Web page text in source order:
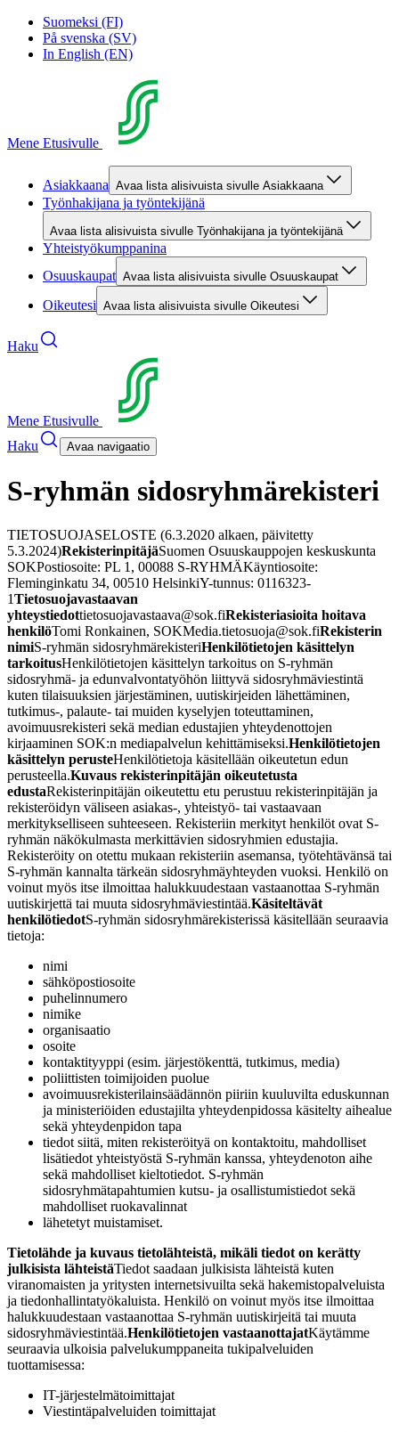
Suomeksi (FI)
På svenska (SV)
In English (EN)
Mene Etusivulle
Asiakkaana Avaa lista alisivuista sivulle Asiakkaana
Työnhakijana ja työntekijänä
Avaa lista alisivuista sivulle Työnhakijana ja työntekijänä
Yhteistyökumppanina
Osuuskaupat Avaa lista alisivuista sivulle Osuuskaupat
Oikeutesi Avaa lista alisivuista sivulle Oikeutesi
Haku
Mene Etusivulle
Haku
Avaa navigaatio
S-ryhmän sidosryhmärekisteri
TIETOSUOJASELOSTE (6.3.2020 alkaen, päivitetty
5.3.2024)RekisterinpitäjäSuomen Osuuskauppojen keskuskunta
SOKPostiosoite: PL 1, 00088 S-RYHMÄKäyntiosoite:
Fleminginkatu 34, 00510 HelsinkiY-tunnus: 0116323-
1Tietosuojavastaavan
yhteystiedottietosuojavastaava@sok.fiRekisteriasioita hoitava
henkilöTomi Ronkainen, SOKMedia.tietosuoja@sok.fiRekisterin
nimiS-ryhmän sidosryhmärekisteriHenkilötietojen käsittelyn
tarkoitusHenkilötietojen käsittelyn tarkoitus on S-ryhmän
sidosryhmä- ja edunvalvontatyöhön liittyvä sidosryhmäviestintä
kuten tilaisuuksien järjestäminen, uutiskirjeiden lähettäminen,
tutkimus-, palaute- tai muiden kyselyjen toteuttaminen,
avoimuusrekisteri sekä median edustajien yhteydenottojen
kirjaaminen SOK:n mediapalvelun kehittämiseksi.Henkilötietojen
käsittelyn perusteHenkilötietoja käsitellään oikeutetun edun
perusteella.Kuvaus rekisterinpitäjän oikeutetusta
edustaRekisterinpitäjän oikeutettu etu perustuu rekisterinpitäjän ja
rekisteröidyn väliseen asiakas-, yhteistyö- tai vastaavaan
merkitykselliseen suhteeseen. Rekisteriin merkityt henkilöt ovat S-
ryhmän näkökulmasta merkittävien sidosryhmien edustajia.
Rekisteröity on otettu mukaan rekisteriin asemansa, työtehtävänsä tai
S-ryhmän kannalta tärkeän sidosryhmäyhteyden vuoksi. Henkilö on
voinut myös itse ilmoittaa halukkuudestaan vastaanottaa S-ryhmän
uutiskirjettä tai muuta sidosryhmäviestintää.Käsiteltävät
henkilötiedotS-ryhmän sidosryhmärekisterissä käsitellään seuraavia
tietoja:
nimi
sähköpostiosoite
puhelinnumero
nimike
organisaatio
osoite
kontaktityyppi (esim. järjestökenttä, tutkimus, media)
poliittisten toimijoiden puolue
avoimuusrekisterilainsäädännön piiriin kuuluvilta eduskunnan
ja ministeriöiden edustajilta yhteydenpidossa käsitelty aihealue
sekä yhteydenpidon tapa
tiedot siitä, miten rekisteröityä on kontaktoitu, mahdolliset
lisätiedot yhteistyöstä S-ryhmän kanssa, yhteydenoton aihe
sekä mahdolliset kieltotiedot. S-ryhmän
sidosryhmätapahtumien kutsu- ja osallistumistiedot sekä
mahdolliset ruokavalinnat
lähetetyt muistamiset.
Tietolähde ja kuvaus tietolähteistä, mikäli tiedot on kerätty
julkisista lähteistäTiedot saadaan julkisista lähteistä kuten
viranomaisten ja yritysten internetsivuilta sekä hakemistopalveluista
ja tiedonhallintatyökaluista. Henkilö on voinut myös itse ilmoittaa
halukkuudestaan vastaanottaa S-ryhmän uutiskirjeitä tai muuta
sidosryhmäviestintää.Henkilötietojen vastaanottajatKäytämme
seuraavia ulkoisia palvelukumppaneita tukipalveluiden
tuottamisessa:
IT-järjestelmätoimittajat
Viestintäpalveluiden toimittajat